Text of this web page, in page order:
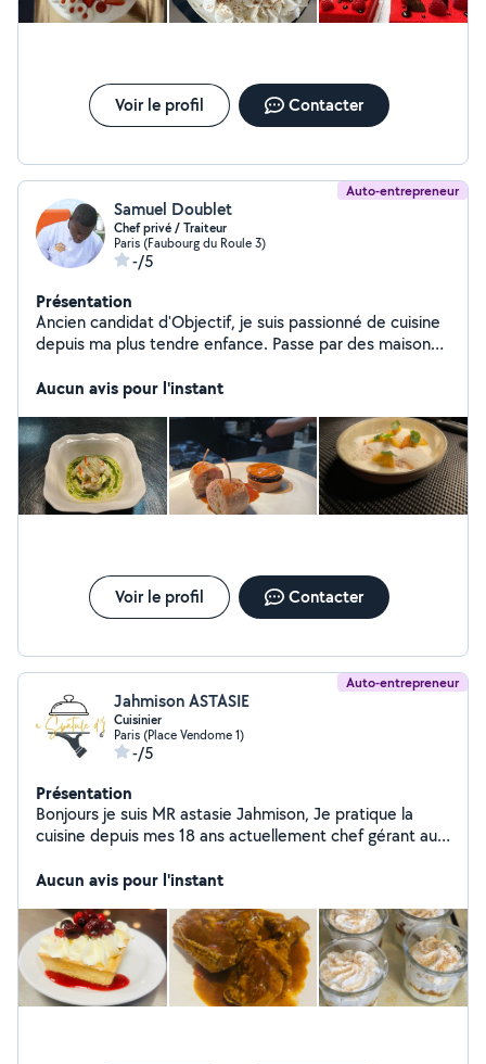
Voir le profil Contacter
Auto-entrepreneur
Samuel Doublet
Chef privé / Traiteur
Paris (Faubourg du Roule 3)
-/5
Présentation
Ancien candidat d'Objectif, je suis passionné de cuisine
depuis ma plus tendre enfance. Passe par des maisons
d'acquérir une expérience complète afin de vous
les uns que les autres. Ma cuisine se veut créative, de
saison avec des produits frais. La convivialité, l'échange
et le partage sont mes mots d'ordres. Alors à bientôt
autour d'un dîner.
Aucun avis pour l'instant
Voir le profil Contacter
Auto-entrepreneur
Jahmison ASTASIE
Cuisinier
Paris (Place Vendome 1)
-/5
Présentation
Bonjours je suis MR astasie Jahmison, Je pratique la
cuisine depuis mes 18 ans actuellement chef gérant au
Paris et traiteur en auto-entrepreneur. Je suis spécialisé
quelques notions dans la cuisine du monde Ainsi que
dans la pâtisserie.
Aucun avis pour l'instant